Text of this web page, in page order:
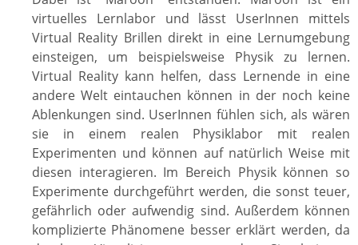
virtuelles Lernlabor und lässt UserInnen mittels
Virtual Reality Brillen direkt in eine Lernumgebung
einsteigen, um beispielsweise Physik zu lernen.
Virtual Reality kann helfen, dass Lernende in eine
andere Welt eintauchen können in der noch keine
Ablenkungen sind. UserInnen fühlen sich, als wären
sie in einem realen Physiklabor mit realen
Experimenten und können auf natürlich Weise mit
diesen interagieren. Im Bereich Physik können so
Experimente durchgeführt werden, die sonst teuer,
gefährlich oder aufwendig sind. Außerdem können
komplizierte Phänomene besser erklärt werden, da